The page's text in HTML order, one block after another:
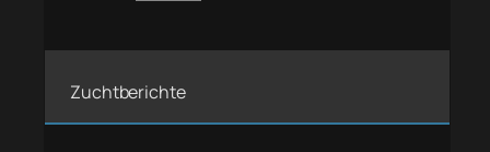
Zuchtberichte